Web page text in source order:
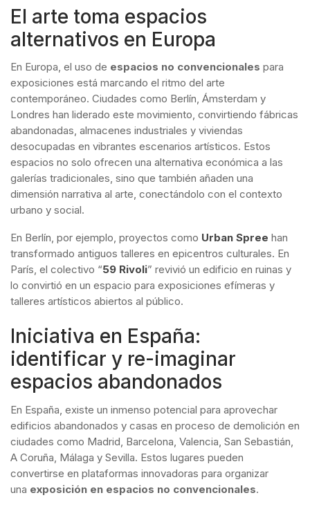
El arte toma espacios
alternativos en Europa
En Europa, el uso de espacios no convencionales para
exposiciones está marcando el ritmo del arte
contemporáneo. Ciudades como Berlín, Ámsterdam y
Londres han liderado este movimiento, convirtiendo fábricas
abandonadas, almacenes industriales y viviendas
desocupadas en vibrantes escenarios artísticos. Estos
espacios no solo ofrecen una alternativa económica a las
galerías tradicionales, sino que también añaden una
dimensión narrativa al arte, conectándolo con el contexto
urbano y social.
En Berlín, por ejemplo, proyectos como Urban Spree han
transformado antiguos talleres en epicentros culturales. En
París, el colectivo “59 Rivoli” revivió un edificio en ruinas y
lo convirtió en un espacio para exposiciones efímeras y
talleres artísticos abiertos al público.
Iniciativa en España:
identificar y re-imaginar
espacios abandonados
En España, existe un inmenso potencial para aprovechar
edificios abandonados y casas en proceso de demolición en
ciudades como Madrid, Barcelona, Valencia, San Sebastián,
A Coruña, Málaga y Sevilla. Estos lugares pueden
convertirse en plataformas innovadoras para organizar
una exposición en espacios no convencionales.